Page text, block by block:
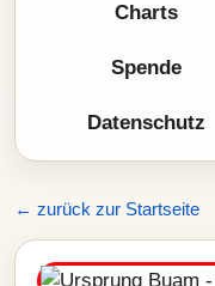
Charts
Spende
Datenschutz
← zurück zur Startseite